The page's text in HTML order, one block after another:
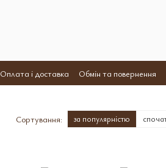
Оплата і доставка Обмін та повернення
Сортування: за популярністю